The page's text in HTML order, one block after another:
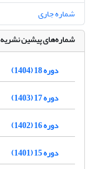
شماره جاری
شماره‌های پیشین نشریه
دوره 18 (1404)
دوره 17 (1403)
دوره 16 (1402)
دوره 15 (1401)